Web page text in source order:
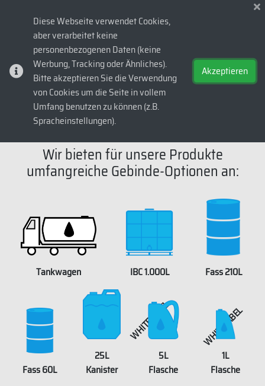
Diese Webseite verwendet Cookies,
aber verarbeitet keine
personenbezogenen Daten (keine
Werbung, Tracking oder Ähnliches).
Bitte akzeptieren Sie die Verwendung
von Cookies um die Seite in vollem
Umfang benutzen zu können (z.B.
Spracheinstellungen).
Akzeptieren
evvaoil.at>Produkte>Bio Line
Bio Line
Wir bieten für unsere Produkte
umfangreiche Gebinde-Optionen an:
Tankwagen IBC 1.000L
WHITELABEL
Fass 210L
WHITELABEL
Fass 60L
25L
Kanister
5L
Flasche
1L
Flasche